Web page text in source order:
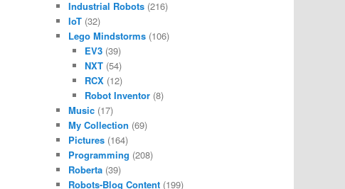
Industrial Robots (216)
IoT (32)
Lego Mindstorms (106)
EV3(39)
NXT(54)
RCX(12)
Robot Inventor(8)
Music (17)
My Collection (69)
Pictures (164)
Programming (208)
Roberta (39)
Robots-Blog Content (199)